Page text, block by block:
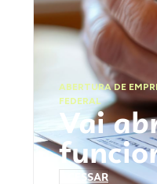
ABERTURA DE
FEDERAL
Vai
ACESSAR